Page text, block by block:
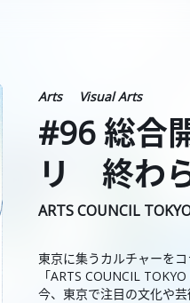
Arts Visual Arts
#96 総合
リ 終わ
ARTS COUNCIL
東京に集うカルチャーを
「ARTS COUNCIL
今、東京で注目の文化や